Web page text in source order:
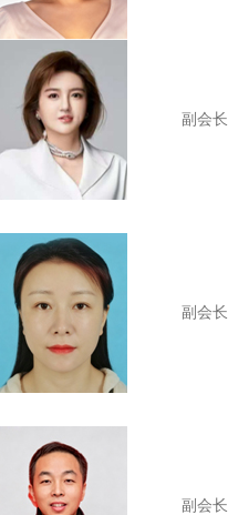
副会长
副会长
副会长